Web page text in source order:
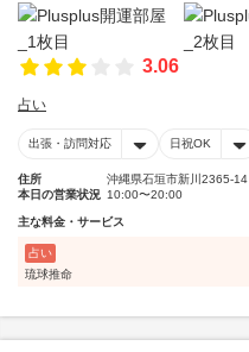
3.06
占い
出張・訪問対応 日祝OK
住所
沖縄県石垣市新川2365-14
本日の営業状況 10:00〜20:00
主な料金・サービス
占い
琉球推命